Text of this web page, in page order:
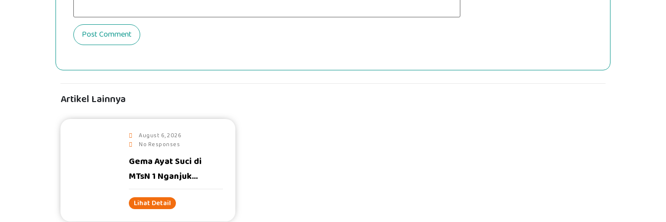
Artikel Lainnya
August 6, 2026
No Responses
Gema Ayat Suci di
MTsN 1 Nganjuk...
Lihat Detail